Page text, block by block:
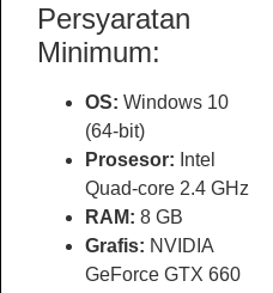
Persyaratan
Minimum:
OS: Windows 10
(64-bit)
Prosesor: Intel
Quad-core 2.4 GHz
RAM: 8 GB
Grafis: NVIDIA
GeForce GTX 660